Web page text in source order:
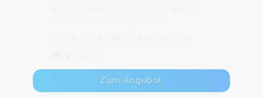
Zahlungseingang einen Zugang
zum Videoportal von uns.
Termine nach Vereinbarung
59,00 €
Zum Angebot